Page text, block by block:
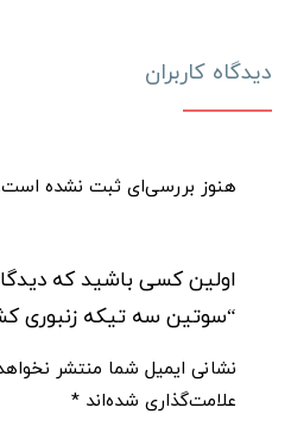
دیدگاه کاربران
هنوز بررسی‌ای ثبت نشده
اولین کسی باشید که
“سوتین سه تیکه زنبوری کش
نشانی ایمیل شما منتشر
علامت‌گذاری شده‌اند *